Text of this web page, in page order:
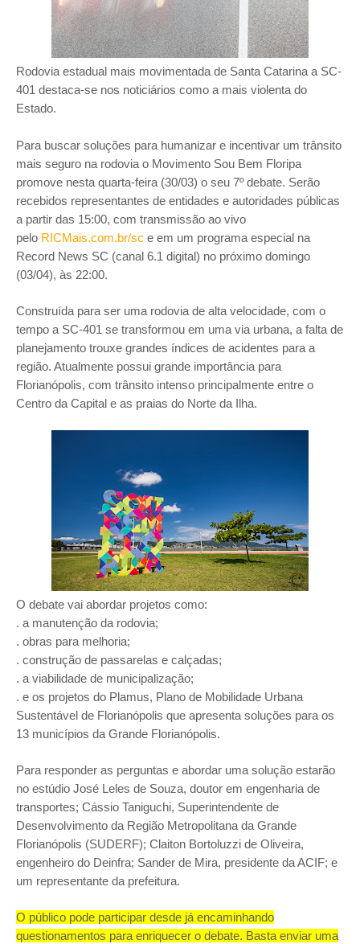
Rodovia estadual mais movimentada de Santa Catarina a SC-
401 destaca-se nos noticiários como a mais violenta do
Estado.
Para buscar soluções para humanizar e incentivar um trânsito
mais seguro na rodovia o Movimento Sou Bem Floripa
promove nesta quarta-feira (30/03) o seu 7º debate. Serão
recebidos representantes de entidades e autoridades públicas
a partir das 15:00, com transmissão ao vivo
pelo RICMais.com.br/sc e em um programa especial na
Record News SC (canal 6.1 digital) no próximo domingo
(03/04), às 22:00.
Construída para ser uma rodovia de alta velocidade, com o
tempo a SC-401 se transformou em uma via urbana, a falta de
planejamento trouxe grandes índices de acidentes para a
região. Atualmente possui grande importância para
Florianópolis, com trânsito intenso principalmente entre o
Centro da Capital e as praias do Norte da Ilha.
O debate vai abordar projetos como:
. a manutenção da rodovia;
. obras para melhoria;
. construção de passarelas e calçadas;
. a viabilidade de municipalização;
. e os projetos do Plamus, Plano de Mobilidade Urbana
Sustentável de Florianópolis que apresenta soluções para os
13 municípios da Grande Florianópolis.
Para responder as perguntas e abordar uma solução estarão
no estúdio José Leles de Souza, doutor em engenharia de
transportes; Cássio Taniguchi, Superintendente de
Desenvolvimento da Região Metropolitana da Grande
Florianópolis (SUDERF); Claiton Bortoluzzi de Oliveira,
engenheiro do Deinfra; Sander de Mira, presidente da ACIF; e
um representante da prefeitura.
O público pode participar desde já encaminhando
questionamentos para enriquecer o debate. Basta enviar uma